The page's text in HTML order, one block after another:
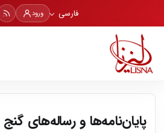
فارسی ورود
پایان‌نامه‌ها و رساله‌های